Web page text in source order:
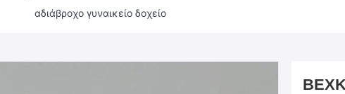
αδιάβροχο γυναικείο δοχείο